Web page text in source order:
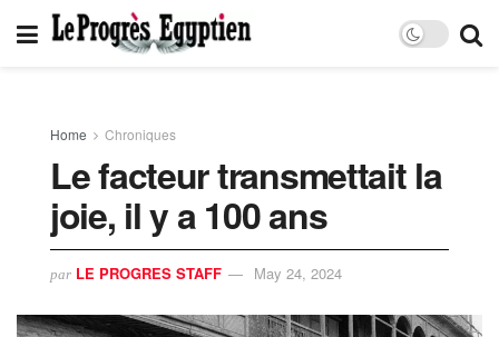
Home Chroniques
Le facteur transmettait la
joie, il y a 100 ans
par LE PROGRES STAFF May 24, 2024